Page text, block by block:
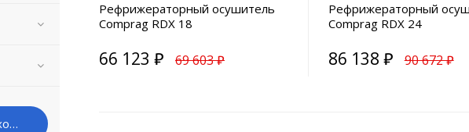
Рефрижераторный осушитель
Comprag RDX 18
66 123 ₽ 69 603 ₽
Рефрижераторный
Comprag RDX 24
86 138 ₽ 90 672 ₽